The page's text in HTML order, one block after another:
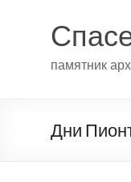
памятник
Дни